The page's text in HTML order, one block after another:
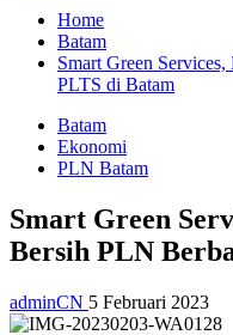
Home
Batam
Smart Green
PLTS di Batam
Batam
Ekonomi
PLN Batam
Smart Green
Bersih PLN
adminCN 5 Februari 2023